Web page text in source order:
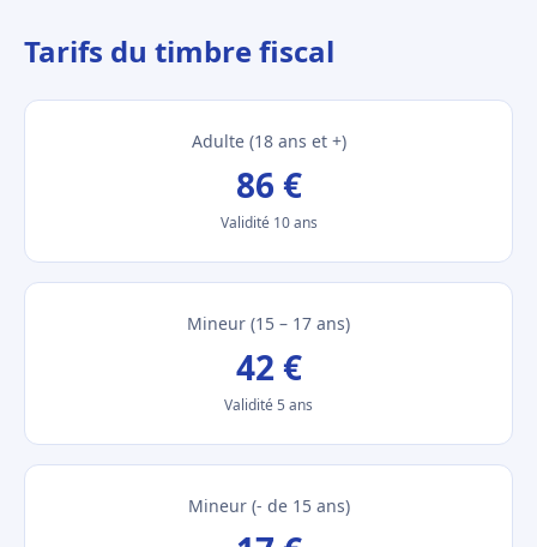
Tarifs du timbre fiscal
Adulte (18 ans et +)
86 €
Validité 10 ans
Mineur (15 – 17 ans)
42 €
Validité 5 ans
Mineur (- de 15 ans)